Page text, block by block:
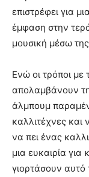
επιστρέφει για
έμφαση στην
μουσική μέσω
Ενώ οι τρόποι με
απολαμβάνουν
άλμπουμ
καλλιτέχνες και
να πει ένας
μια ευκαιρία
γιορτάσουν